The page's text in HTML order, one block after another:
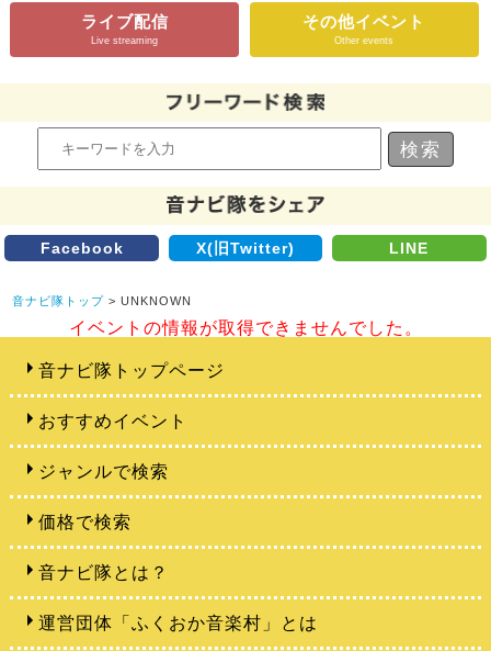
ライブ配信
Live streaming
その他イベント
Other events
Facebook X(旧Twitter) LINE
音ナビ隊トップ > UNKNOWN
イベントの情報が取得できませんでした。
音ナビ隊トップページ
おすすめイベント
ジャンルで検索
価格で検索
音ナビ隊とは？
運営団体「ふくおか音楽村」とは